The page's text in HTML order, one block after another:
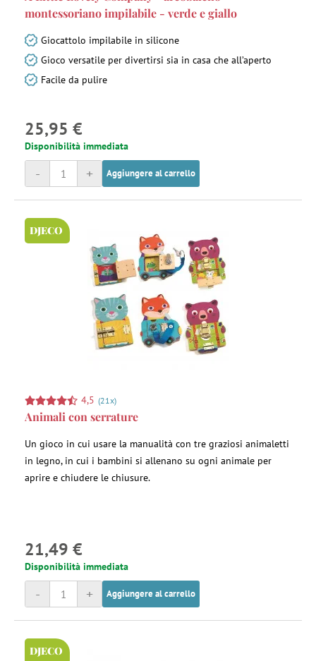
montessoriano impilabile - verde e giallo
Giocattolo impilabile in silicone
Gioco versatile per divertirsi sia in casa che all’aperto
Facile da pulire
25,95 €
Disponibilità immediata
+
- Aggiungere al carrello
DJECO
4,5 (21x)
Animali con serrature
Un gioco in cui usare la manualità con tre graziosi animaletti
in legno, in cui i bambini si allenano su ogni animale per
aprire e chiudere le chiusure.
21,49 €
Disponibilità immediata
+
- Aggiungere al carrello
DJECO